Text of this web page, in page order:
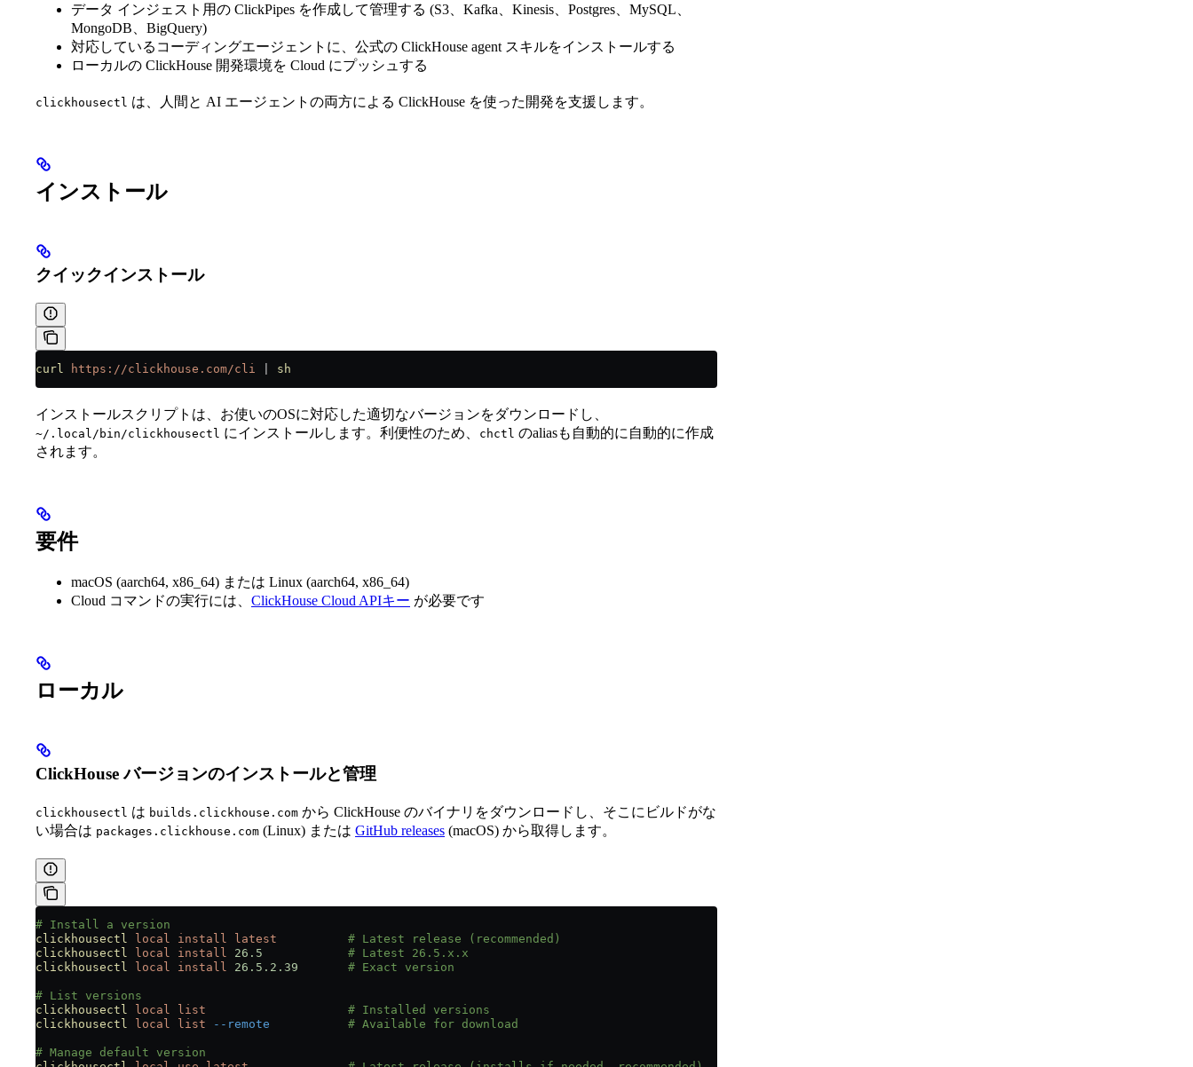
データ インジェスト用の ClickPipes を作成して管理する (S3、Kafka、Kinesis、Postgres、MySQL、
MongoDB、BigQuery)
対応しているコーディングエージェントに、公式の ClickHouse agent スキルをインストールする
ローカルの ClickHouse 開発環境を Cloud にプッシュする
clickhousectl は、人間と AI エージェントの両方による ClickHouse を使った開発を支援します。
インストール
クイックインストール
curl https://clickhouse.com/cli sh
インストールスクリプトは、お使いのOSに対応した適切なバージョンをダウンロードし、
~/.local/bin/clickhousectl にインストールします。利便性のため、 chctl のaliasも自動的に自動的に作成
されます。
要件
macOS (aarch64, x86_64) または Linux (aarch64, x86_64)
Cloud コマンドの実行には、 ClickHouse Cloud APIキー が必要です
ローカル
ClickHouse バージョンのインストールと管理
clickhousectl は builds.clickhouse.com から ClickHouse のバイナリをダウンロードし、そこにビルドがな
い場合は packages.clickhouse.com (Linux) または GitHub releases (macOS) から取得します。
# Install a version
clickhousectl local install latest
          # Latest release (recommended)
clickhousectl local install 26.5
            # Latest 26.5.x.x
clickhousectl local install 26.5.2.39
       # Exact version
# List versions
clickhousectl local list
                    # Installed versions
clickhousectl local list --remote
           # Available for download
# Manage default version